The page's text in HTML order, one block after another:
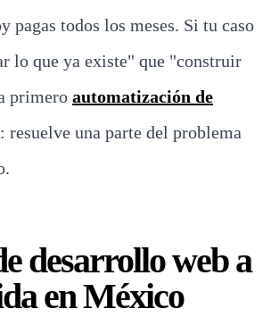
pagas todos los meses. Si tu caso
lo que ya existe" que "construir
primero automatización de
: resuelve una parte del problema
desarrollo web a
en México